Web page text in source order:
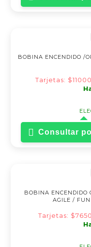
BOBINA ENCENDIDO /
Tarjetas:
Consultar
BOBINA ENCENDIDO
AGILE / FUN
Tarjetas: